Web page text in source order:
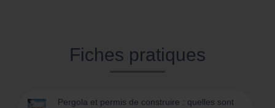
Fiches pratiques
Pergola et permis de construire : quelles sont